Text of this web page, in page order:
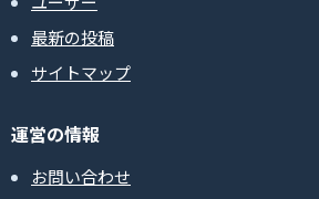
最新の投稿
サイトマップ
運営の情報
お問い合わせ